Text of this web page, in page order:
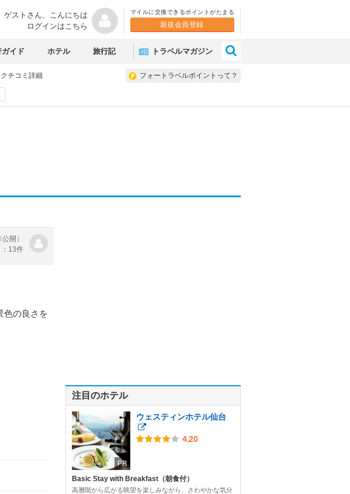
ゲストさん、 こんにちは
ログインはこちら
マイルに交換できるポイントがたまる
新規会員登録
イド ホテル 旅行記 トラベルマガジン
フォートラベルポイントって？
クチコミ詳細
公開）
13件
色の良さを
注目のホテル
PR
ウェスティンホテル仙台
4.20
Basic Stay with Breakfast（朝食付）
高層階から広がる眺望を楽しみながら、さわやかな気分